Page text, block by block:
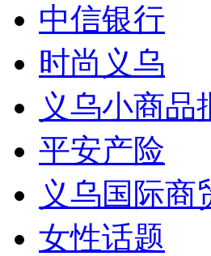
中信银行
时尚义乌
义乌小商品
平安产险
义乌国际商
女性话题